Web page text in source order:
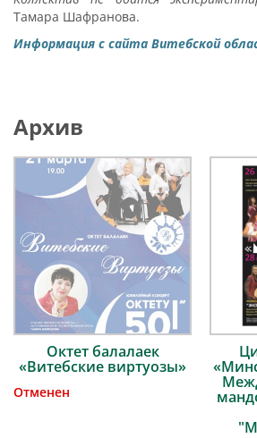
Тамара Шафранова.
Информация с сайта Витебской
Архив
Октет балалаек
«Витебские виртуозы»
Отменен